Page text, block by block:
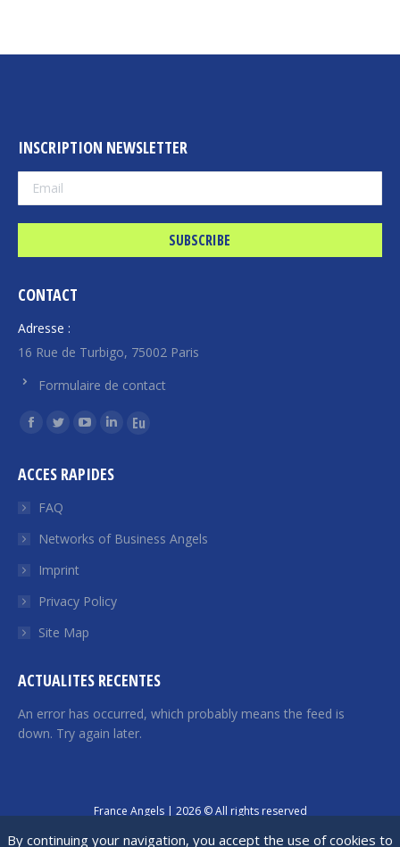
By continuing your navigation, you accept the use of cookies to
INSCRIPTION NEWSLETTER
CONTACT
Adresse :
16 Rue de Turbigo, 75002 Paris
Formulaire de contact
Find us on:
Facebook
opens
window
Twitter
opens
in
window
YouTube
opens
window
Linkedin
opens
window
Euroquity
window
ACCES RAPIDES
FAQ
Networks of Business Angels
Imprint
Privacy Policy
Site Map
ACTUALITES RECENTES
An error has occurred, which probably means the feed is
down. Try again later.
France Angels | 2026 © All rights reserved